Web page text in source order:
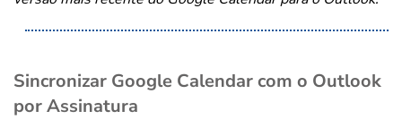
Sincronizar Google Calendar com o Outlook
por Assinatura